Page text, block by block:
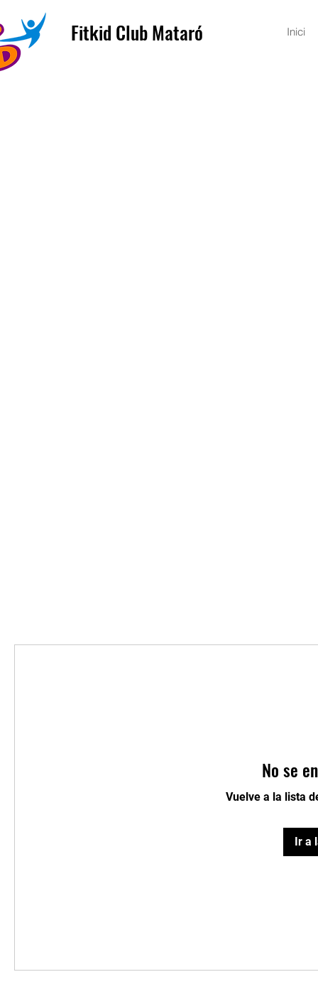
Inici
Fitkid Club Mataró
No se
Vuelve a la lista
Ir a